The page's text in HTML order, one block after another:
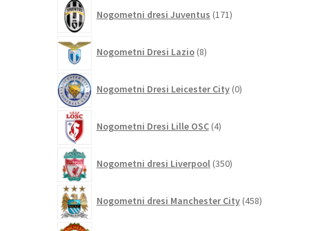
Nogometni dresi Juventus 171izdelkov
Nogometni Dresi Lazio 8izdelkov
Nogometni Dresi Leicester City 0izdelkov
Nogometni Dresi Lille OSC 4izdelki
Nogometni dresi Liverpool 350izdelkov
Nogometni dresi Manchester City 458izdelkov